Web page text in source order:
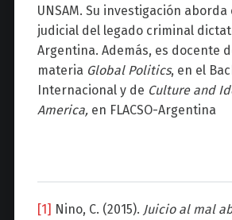
UNSAM. Su investigación
judicial del legado criminal
Argentina. Además, es docente
materia Global Politics, en el
Internacional y de Culture and
America, en FLACSO-Argentina
[1] Nino, C. (2015). Juicio al mal